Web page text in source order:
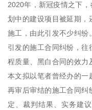
2020年，新冠疫情之下
划中的建设项目被延期，
施工，由此引发不少纠纷
引发的施工合同纠纷，往
程质量、黑白合同的效力
本文拟以笔者曾经办的一
再审后审结的施工合同纠
定、裁判结果、实务建